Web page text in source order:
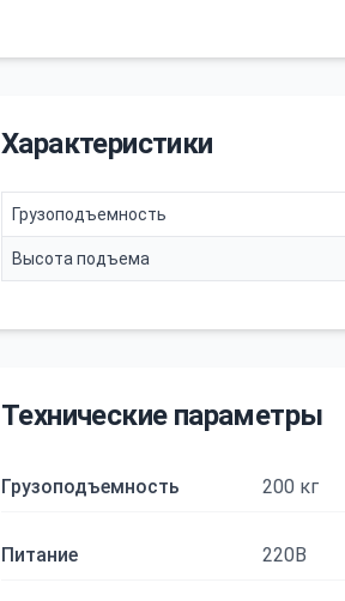
Характеристики
Грузоподъемность
Высота подъема
Технические параметры
Грузоподъемность 200 кг
Питание 220В